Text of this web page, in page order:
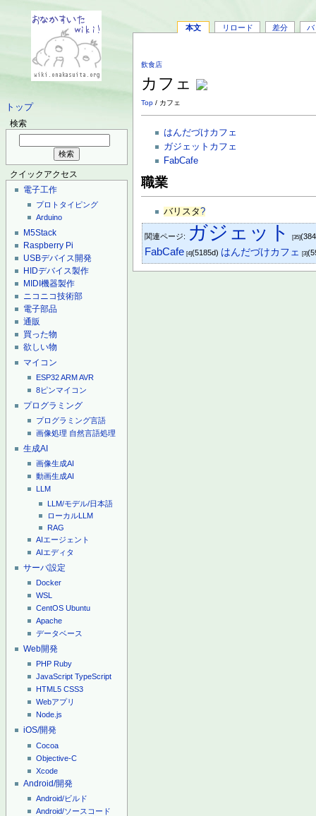
トップ
検索
クイックアクセス
電子工作
プロトタイピング
Arduino
M5Stack
Raspberry Pi
USBデバイス開発
HIDデバイス製作
MIDI機器製作
ニコニコ技術部
電子部品
通販
買った物
欲しい物
マイコン
ESP32ARMAVR
8ピンマイコン
プログラミング
プログラミング言語
画像処理 自然言語処理
生成AI
画像生成AI
動画生成AI
LLM
LLM/モデル/日本語
ローカルLLM
RAG
AIエージェント
AIエディタ
サーバ設定
Docker
WSL
CentOS Ubuntu
Apache
データベース
Web開発
PHP Ruby
JavaScript TypeScript
HTML5 CSS3
Webアプリ
Node.js
iOS/開発
Cocoa
Objective-C
Xcode
Android/開発
Android/ビルド
Android/ソースコード
本文 リロード 差分 バ
飲食店
カフェ
Top / カフェ
はんだづけカフェ
ガジェットカフェ
FabCafe
職業
バリスタ?
関連ページ: ガジェット [35]
FabCafe [4](5185d) はんだづけカフェ [3]